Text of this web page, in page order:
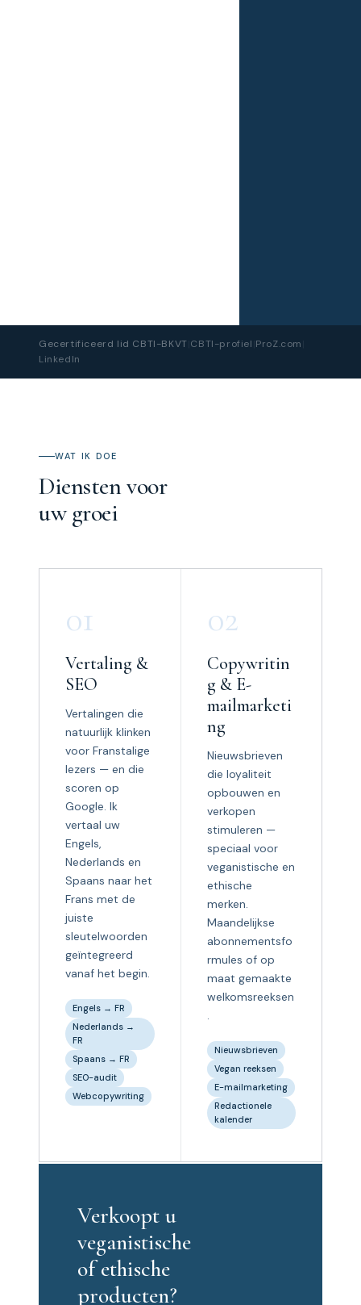
Gecertificeerd lid CBTI-BKVT CBTI-profiel ProZ.com
LinkedIn
WAT IK DOE
Diensten voor
uw groei
01
Vertaling &
SEO
Vertalingen die
natuurlijk klinken
voor Franstalige
lezers — en die
scoren op
Google. Ik
vertaal uw
Engels,
Nederlands en
Spaans naar het
Frans met de
juiste
sleutelwoorden
geïntegreerd
vanaf het begin.
Engels → FR
Nederlands →
FR
Spaans → FR
SEO-audit
Webcopywriting
02
Copywritin
g & E-
mailmarketi
ng
Nieuwsbrieven
die loyaliteit
opbouwen en
verkopen
stimuleren —
speciaal voor
veganistische en
ethische
merken.
Maandelijkse
abonnementsfo
rmules of op
maat gemaakte
welkomsreeksen
.
Nieuwsbrieven
Vegan reeksen
E-mailmarketing
Redactionele
kalender
Verkoopt u
veganistische
of ethische
producten?